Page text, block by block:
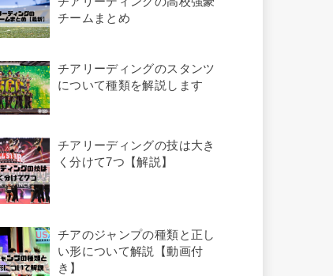
チームまとめ
チアリーディングのスタンツ
について種類を解説します
チアリーディングの技は大き
く分けて7つ【解説】
チアのジャンプの種類と正し
い形について解説【動画付
き】